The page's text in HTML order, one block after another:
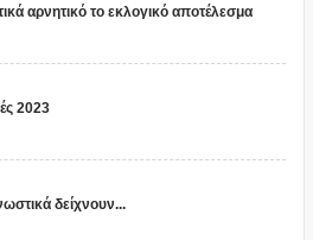
αρνητικό το εκλογικό αποτέλεσμα
2023
δείχνουν...